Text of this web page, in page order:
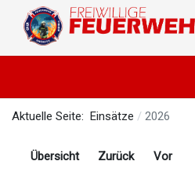
Aktuelle Seite: Einsätze 2026
Übersicht Zurück Vor